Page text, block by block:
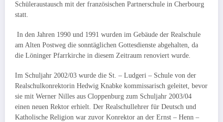
Schüler­austausch mit der französischen Partnerschule in Cherbourg
statt.
In den Jahren 1990 und 1991 wurden im Gebäude der Realschule
am Alten Postweg die sonntäglichen Gottesdienste abgehalten, da
die Löninger Pfarr­kirche in diesem Zeitraum renoviert wurde.
Im Schuljahr 2002/03 wurde die St. – Ludgeri – Schule von der
Realschulkon­rektorin Hedwig Knabke kommissarisch geleitet, bevor
sie mit Werner Nilles aus Cloppenburg zum Schuljahr 2003/04
einen neuen Rektor erhielt. Der Realschullehrer für Deutsch und
Katholische Religion war zuvor Konrektor an der Ernst – Henn –